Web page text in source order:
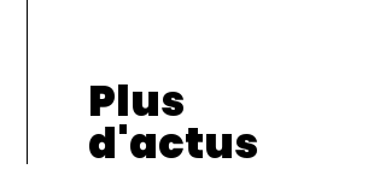
Plus
d'actus